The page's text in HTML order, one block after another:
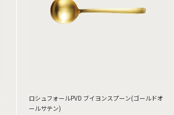
ロシュフォールPVD ブイヨンスプーン(ゴールドオ
ールサテン)